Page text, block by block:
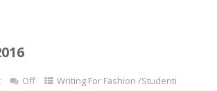
Off Writing For Fashion /Studenti